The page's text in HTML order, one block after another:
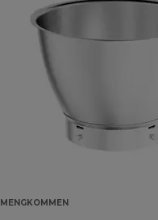
MENGKOMMEN